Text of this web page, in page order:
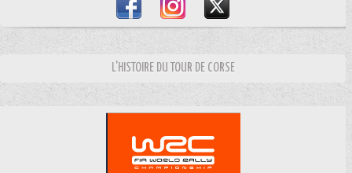
L'HISTOIRE DU TOUR DE CORSE